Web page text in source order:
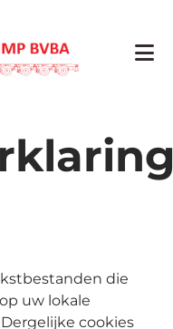
die
uw lokale
cookies